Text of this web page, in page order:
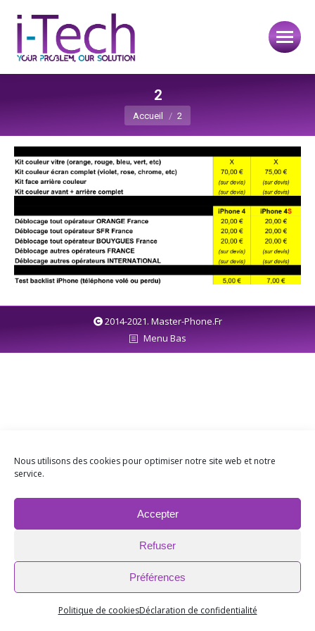
Nous utilisons des cookies pour optimiser notre site web et notre
service.
Accepter
Refuser
Préférences
Politique de cookiesDéclaration de confidentialité
2
Vous êtes ici :
Accueil 2
2014-2021. Master-Phone.Fr
Menu Bas